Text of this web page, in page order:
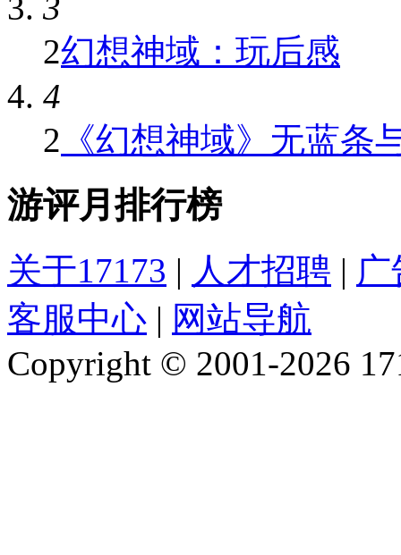
2幻想神域：玩后感
4
2 《幻想神域》无蓝条
游评月排行榜
关于17173 | 人才招聘 |
客服中心 | 网站导航
Copyright © 2001-2026